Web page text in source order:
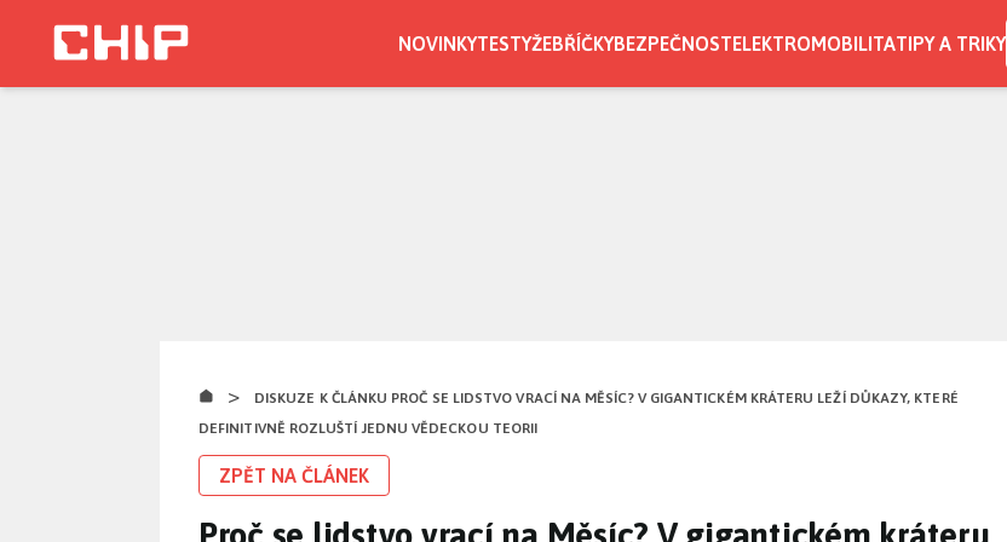
NOVINKYTESTYŽEBŘÍČKYBEZPEČNOSTELEKTROMOBILITATIPY A TRIKY
>
DISKUZE K ČLÁNKU PROČ SE LIDSTVO VRACÍ NA MĚSÍC? V GIGANTICKÉM KRÁTERU LEŽÍ DŮKAZY, KTERÉ
DEFINITIVNĚ ROZLUŠTÍ JEDNU VĚDECKOU TEORII
ZPĚT NA ČLÁNEK